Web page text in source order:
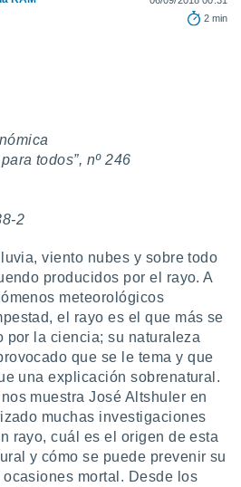
2 min
todos”, nº 246
2
viento nubes y sobre todo
producidos por el rayo. A
meteorológicos
el rayo es el que más se
por la ciencia; su naturaleza
que se le tema y que
una explicación sobrenatural.
muestra José Altshuler en
muchas investigaciones
rayo, cuál es el origen de esta
y cómo se puede prevenir su
mortal. Desde los